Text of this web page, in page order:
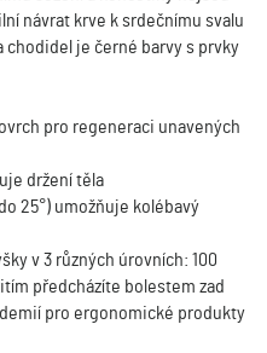
návrat krve k srdečnímu svalu
chodidel je černé barvy s prvky
pro regeneraci unavených
držení těla
25°) umožňuje kolébavý
v 3 různých úrovních: 100
předcházíte bolestem zad
pro ergonomické produkty